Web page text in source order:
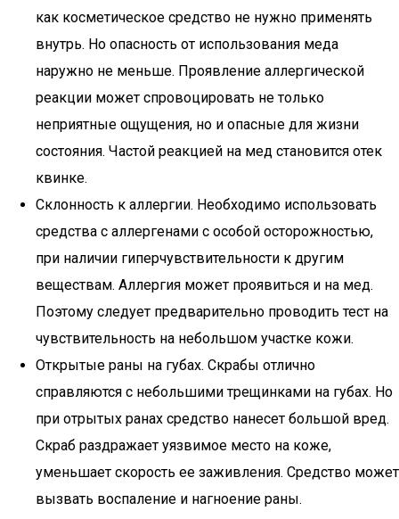
как косметическое средство не нужно применять
внутрь. Но опасность от использования меда
наружно не меньше. Проявление аллергической
реакции может спровоцировать не только
неприятные ощущения, но и опасные для жизни
состояния. Частой реакцией на мед становится отек
квинке.
Склонность к аллергии. Необходимо использовать
средства с аллергенами с особой осторожностью,
при наличии гиперчувствительности к другим
веществам. Аллергия может проявиться и на мед.
Поэтому следует предварительно проводить тест на
чувствительность на небольшом участке кожи.
Открытые раны на губах. Скрабы отлично
справляются с небольшими трещинками на губах. Но
при отрытых ранах средство нанесет большой вред.
Скраб раздражает уязвимое место на коже,
уменьшает скорость ее заживления. Средство может
вызвать воспаление и нагноение раны.